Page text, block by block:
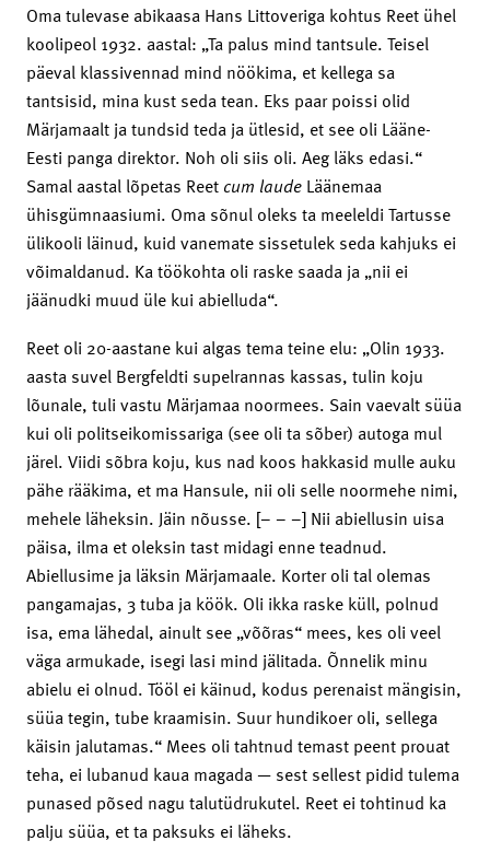
Oma tulevase abikaasa Hans Littoveriga kohtus Reet ühel
koolipeol 1932. aastal: „Ta palus mind tantsule. Teisel
päeval klassivennad mind nöökima, et kellega sa
tantsisid, mina kust seda tean. Eks paar poissi olid
Märjamaalt ja tundsid teda ja ütlesid, et see oli Lääne-
Eesti panga direktor. Noh oli siis oli. Aeg läks edasi.“
Samal aastal lõpetas Reet cum laude Läänemaa
ühisgümnaasiumi. Oma sõnul oleks ta meeleldi Tartusse
ülikooli läinud, kuid vanemate sissetulek seda kahjuks ei
võimaldanud. Ka töökohta oli raske saada ja „nii ei
jäänudki muud üle kui abielluda“.
Reet oli 20-aastane kui algas tema teine elu: „Olin 1933.
aasta suvel Bergfeldti supelrannas kassas, tulin koju
lõunale, tuli vastu Märjamaa noormees. Sain vaevalt süüa
kui oli politseikomissariga (see oli ta sõber) autoga mul
järel. Viidi sõbra koju, kus nad koos hakkasid mulle auku
pähe rääkima, et ma Hansule, nii oli selle noormehe nimi,
mehele läheksin. Jäin nõusse. [– – –] Nii abiellusin uisa
päisa, ilma et oleksin tast midagi enne teadnud.
Abiellusime ja läksin Märjamaale. Korter oli tal olemas
pangamajas, 3 tuba ja köök. Oli ikka raske küll, polnud
isa, ema lähedal, ainult see „võõras“ mees, kes oli veel
väga armukade, isegi lasi mind jälitada. Õnnelik minu
abielu ei olnud. Tööl ei käinud, kodus perenaist mängisin,
süüa tegin, tube kraamisin. Suur hundikoer oli, sellega
käisin jalutamas.“ Mees oli tahtnud temast peent prouat
teha, ei lubanud kaua magada — sest sellest pidid tulema
punased põsed nagu talutüdrukutel. Reet ei tohtinud ka
palju süüa, et ta paksuks ei läheks.